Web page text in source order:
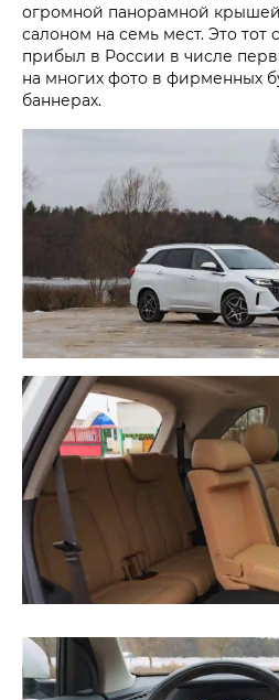
огромной панорамной
салоном на семь мест. Это тот
прибыл в России в числе
на многих фото в фирменных
баннерах.